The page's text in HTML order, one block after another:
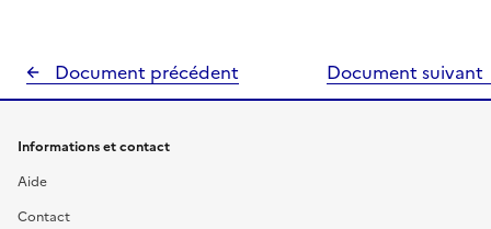
Document précédent Document suivant
Informations et contact
Aide
Contact